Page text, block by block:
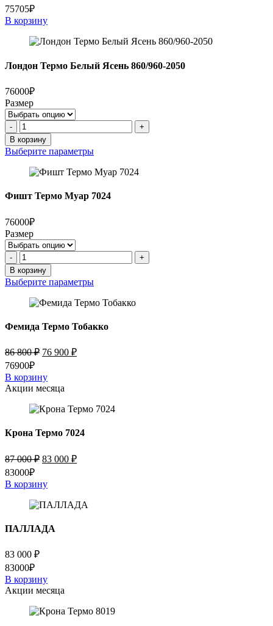
75705₽
В корзину
Лондон Термо Белый Ясень 860/960-2050
76000₽
Размер
Количество
товара
Лондон
Термо
Белый
860/960-
2050
-
+
В корзину
Выберите параметры
Фишт Термо Муар 7024
76000₽
Размер
Количество
товара
Фишт
Термо
-
+
В корзину
Выберите параметры
Фемида Термо Тобакко
86 800₽ Первоначальная
86
800 ₽.
76 900 ₽Текущая
76900₽
В корзину
Акции месяца
Крона Термо 7024
87 000₽ Первоначальная
87
000 ₽.
83 000 ₽Текущая
83000₽
В корзину
ПАЛЛАДА
83 000 ₽
83000₽
В корзину
Акции месяца